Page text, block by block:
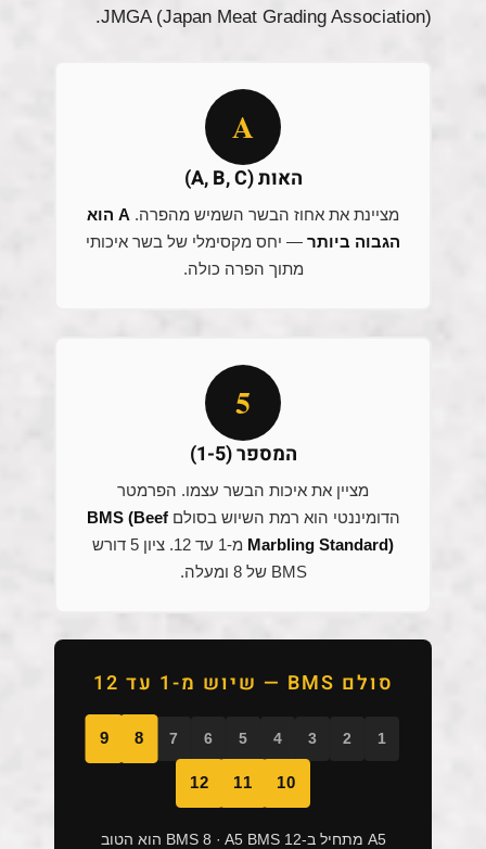
JMGA (Japan Meat Grading Association).
A
האות (A, B, C)
מציינת את אחוז הבשר השמיש מהפרה.
A הוא
הגבוה ביותר — יחס מקסימלי של בשר איכותי
מתוך הפרה כולה.
5
המספר (1-5)
מציין את איכות הבשר עצמו. הפרמטר
הדומיננטי הוא רמת השיוש בסולםBMS (Beef
Marbling Standard)
מ-1 עד 12. ציון 5 דורש
BMS של 8 ומעלה.
סולם BMS — שיוש מ-1 עד 12
1
2
3
4
5
6
7
8
9
10
11
12
A5 מתחיל ב-BMS 8 · A5 BMS 12 הוא הטוב